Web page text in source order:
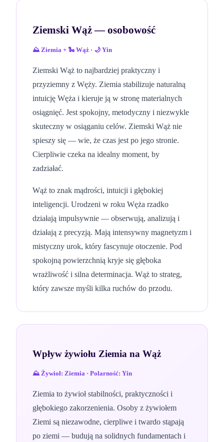
Ziemski Wąż— osobowość
⛰️ Ziemia + 🐍 Wąż · 🌙 Yin
Ziemski Wąż to najbardziej praktyczny i
przyziemny z Węży. Ziemia stabilizuje naturalną
intuicję Węża i kieruje ją w stronę materialnych
osiągnięć. Jest spokojny, metodyczny i niezwykle
skuteczny w osiąganiu celów. Ziemski Wąż nie
spieszy się — wie, że czas jest po jego stronie.
Cierpliwie czeka na idealny moment, by
zadziałać.
Wąż to znak mądrości, intuicji i głębokiej
inteligencji. Urodzeni w roku Węża rzadko
działają impulsywnie — obserwują, analizują i
działają z precyzją. Mają intensywny magnetyzm i
mistyczny urok, który fascynuje otoczenie. Pod
spokojną powierzchnią kryje się głęboka
wrażliwość i silna determinacja. Wąż to strateg,
który zawsze myśli kilka ruchów do przodu.
Wpływ żywiołu Ziemia na Wąż
⛰️ Żywioł: Ziemia · Polarność: Yin
Ziemia to żywioł stabilności, praktyczności i
głębokiego zakorzenienia. Osoby z żywiołem
Ziemi są niezawodne, cierpliwe i twardo stąpają
po ziemi — budują na solidnych fundamentach i